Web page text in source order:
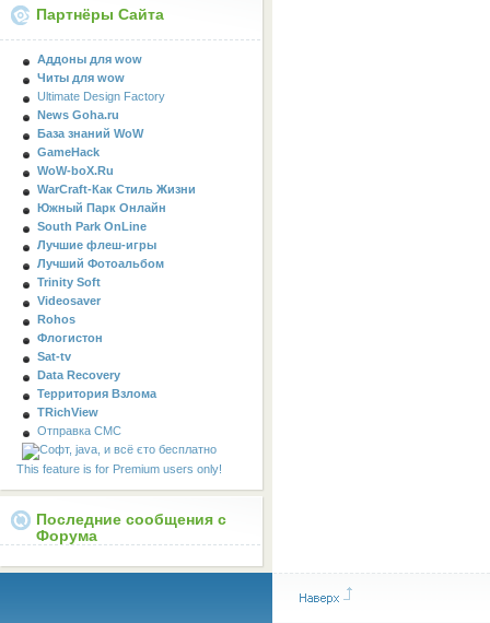
Партнёры Сайта
Аддоны для wow
Читы для wow
Ultimate Design Factory
News Goha.ru
База знаний WoW
GameHack
WoW-boX.Ru
WarCraft-Как Стиль Жизни
Южный Парк Онлайн
South Park OnLine
Лучшие флеш-игры
Лучший Фотоальбом
Trinity Soft
Videosaver
Rohos
Флогистон
Sat-tv
Data Recovery
Территория Взлома
TRichView
Отправка СМС
This feature is for Premium users only!
Последние сообщения с
Форума